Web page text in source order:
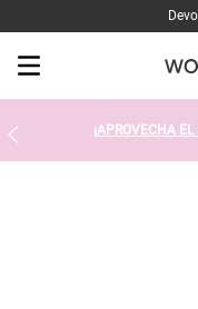
¡APROVECHA EL